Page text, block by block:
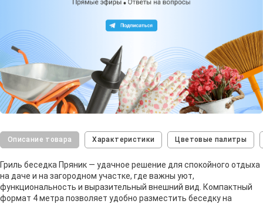
Описание товара Характеристики Цветовые палитры
Гриль беседка Пряник — удачное решение для спокойного отдыха
на даче и на загородном участке, где важны уют,
функциональность и выразительный внешний вид. Компактный
формат 4 метра позволяет удобно разместить беседку на